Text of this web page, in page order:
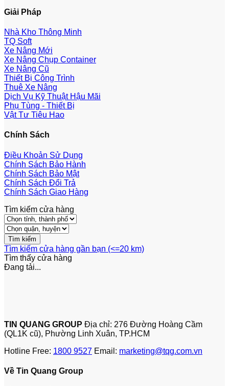
Giải Pháp
Nhà Kho Thông Minh
TQ Soft
Xe Nâng Mới
Xe Nâng Chụp Container
Xe Nâng Cũ
Thiết Bị Công Trình
Thuê Xe Nâng
Dịch Vụ Kỹ Thuật Hậu Mãi
Phụ Tùng - Thiết Bị
Vật Tư Tiêu Hao
Chính Sách
Điều Khoản Sử Dụng
Chính Sách Bảo Hành
Chính Sách Bảo Mật
Chính Sách Đổi Trả
Chính Sách Giao Hàng
Tìm kiếm cửa hàng
Tìm kiếm cửa hàng gần bạn (<=20 km)
Tìm thấy cửa hàng
Đang tải...
TIN QUANG GROUP Địa chỉ: 276 Đường Hoàng Cầm
(QL1K cũ), Phường Linh Xuân, TP.HCM
Hotline Free: 1800 9527 Email: marketing@tqg.com.vn
Về Tin Quang Group